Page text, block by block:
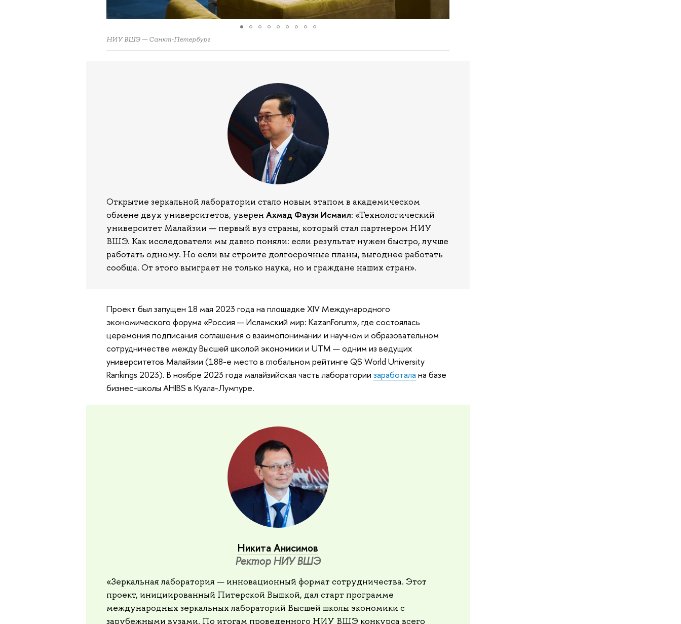
НИУ ВШЭ — Санкт-Петербург
Открытие зеркальной лаборатории стало новым этапом в академическом
обмене двух университетов, уверен Ахмад Фаузи Исмаил: «Технологический
университет Малайзии — первый вуз страны, который стал партнером НИУ
ВШЭ. Как исследователи мы давно поняли: если результат нужен быстро, лучше
работать одному. Но если вы строите долгосрочные планы, выгоднее работать
сообща. От этого выиграет не только наука, но и граждане наших стран».
Проект был запущен 18 мая 2023 года на площадке XIV Международного
экономического форума «Россия — Исламский мир: KazanForum», где состоялась
церемония подписания соглашения о взаимопонимании и научном и образовательном
сотрудничестве между Высшей школой экономики и UTM — одним из ведущих
университетов Малайзии (188-е место в глобальном рейтинге QS World University
Rankings 2023). В ноябре 2023 года малайзийская часть лаборатории заработала на базе
бизнес-школы AHIBS в Куала-Лумпуре.
Никита Анисимов
Ректор НИУ ВШЭ
«Зеркальная лаборатория — инновационный формат сотрудничества. Этот
проект, инициированный Питерской Вышкой, дал старт программе
международных зеркальных лабораторий Высшей школы экономики с
зарубежными вузами. По итогам проведенного НИУ ВШЭ конкурса всего